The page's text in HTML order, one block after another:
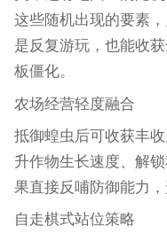
这些随机出现的要素
是反复游玩，也能收
板僵化。
农场经营轻度融合
抵御蝗虫后可收获丰
升作物生长速度、解
果直接反哺防御能力，
自走棋式站位策略